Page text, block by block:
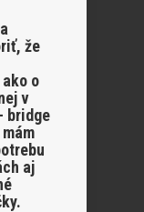
že
o
v
bridge
aj